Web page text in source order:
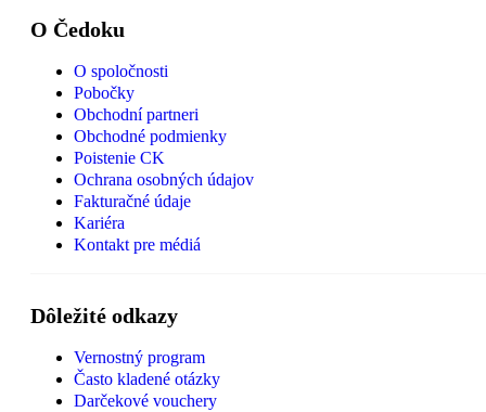
O Čedoku
O spoločnosti
Pobočky
Obchodní partneri
Obchodné podmienky
Poistenie CK
Ochrana osobných údajov
Fakturačné údaje
Kariéra
Kontakt pre médiá
Dôležité odkazy
Vernostný program
Často kladené otázky
Darčekové vouchery